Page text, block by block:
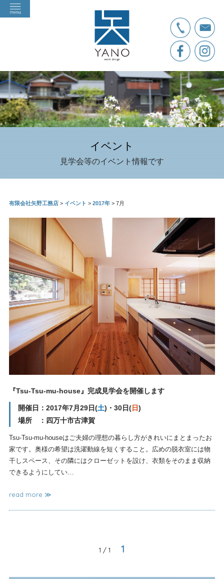
イベント
見学会等のイベント情報です
有限会社矢野工務店> イベント > 2017年> 7月
『Tsu-Tsu-mu-house』完成見学会を開催します
開催日：2017年7月29日(土)・30日(日)
場所 ：四万十市古津賀
Tsu-Tsu-mu-houseはご夫婦の理想の暮らし方がきれいにまとまったお
家です。奥様の希望は洗濯動線を短くすること。広めの脱衣室には物
干しスペース、その隣にはクローゼットを設け、衣類をそのまま収納
できるようにしてい…
read more ≫
1 / 1 1